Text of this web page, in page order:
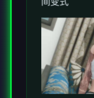
由于音乐平
问题，我们